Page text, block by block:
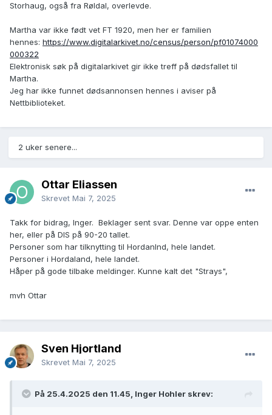
Storhaug, også fra Røldal, overlevde.
Martha var ikke født vet FT 1920, men her er familien
hennes: https://www.digitalarkivet.no/census/person/pf01074000
000322
Elektronisk søk på digitalarkivet gir ikke treff på dødsfallet til
Martha.
Jeg har ikke funnet dødsannonsen hennes i aviser på
Nettbiblioteket.
2 uker senere...
Ottar Eliassen
Skrevet Mai 7, 2025
Takk for bidrag, Inger. Beklager sent svar. Denne var oppe enten
her, eller på DIS på 90-20 tallet.
Personer som har tilknytting til Hordanlnd, hele landet.
Personer i Hordaland, hele landet.
Håper på gode tilbake meldinger. Kunne kalt det "Strays",
mvh Ottar
Sven Hjortland
Skrevet Mai 7, 2025
På 25.4.2025 den 11.45, Inger Hohler skrev: